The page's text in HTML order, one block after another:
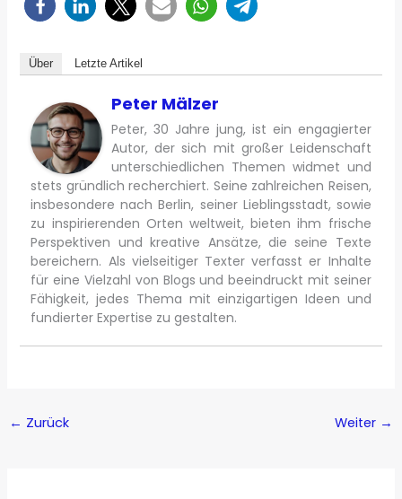
Über Letzte Artikel
Peter Mälzer
Peter, 30 Jahre jung, ist ein engagierter
Autor, der sich mit großer Leidenschaft
unterschiedlichen Themen widmet und
stets gründlich recherchiert. Seine zahlreichen Reisen,
insbesondere nach Berlin, seiner Lieblingsstadt, sowie
zu inspirierenden Orten weltweit, bieten ihm frische
Perspektiven und kreative Ansätze, die seine Texte
bereichern. Als vielseitiger Texter verfasst er Inhalte
für eine Vielzahl von Blogs und beeindruckt mit seiner
Fähigkeit, jedes Thema mit einzigartigen Ideen und
fundierter Expertise zu gestalten.
← Zurück Weiter →